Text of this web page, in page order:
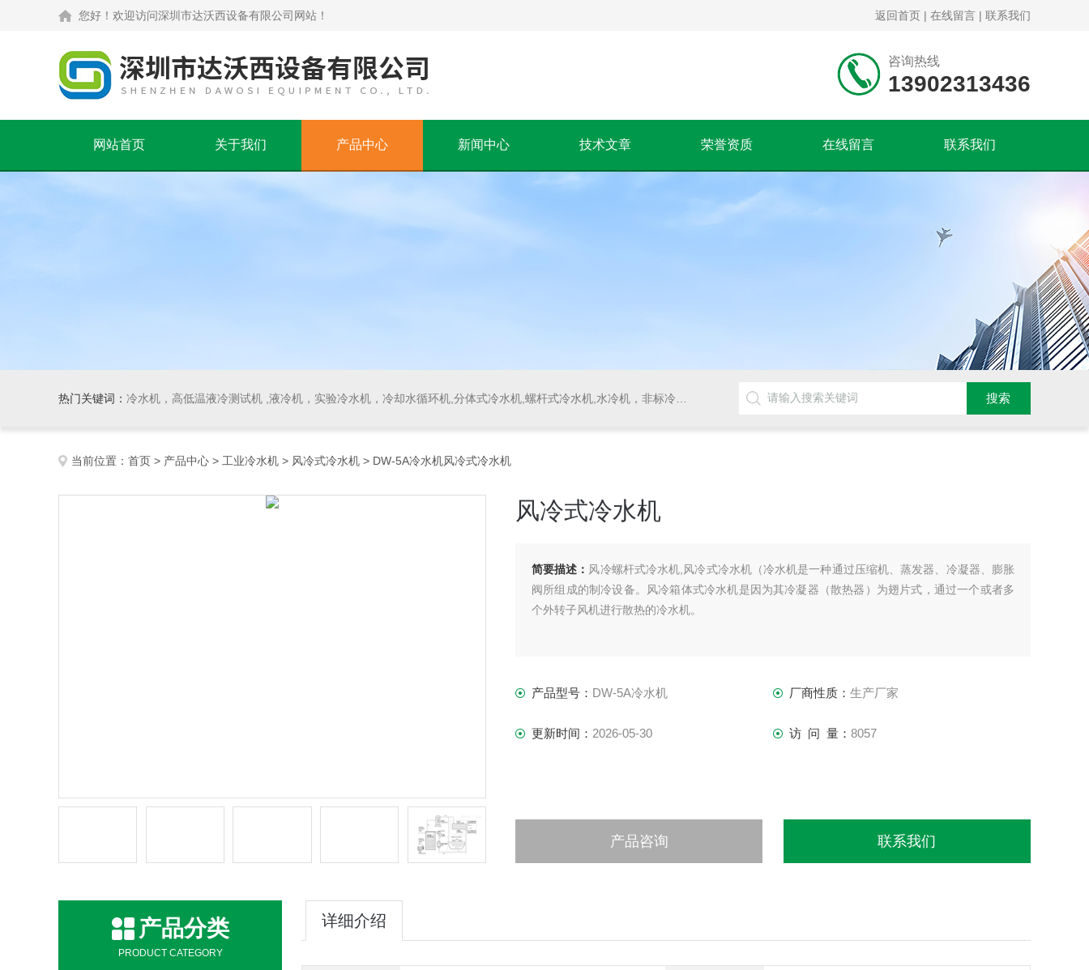
您好！欢迎访问深圳市达沃西设备有限公司网站！ 返回首页 | 在线留言 | 联系我们
咨询热线
13902313436
网站首页 关于我们 产品中心 新闻中心 技术文章 荣誉资质 在线留言 联系我们
热门关键词： 冷水机，高低温液冷测试机 ,液冷机，实验冷水机，冷却水循环机,分体式冷水机,螺杆式冷水机,水冷机，非标冷水机
当前位置： 首页 > 产品中心 > 工业冷水机 > 风冷式冷水机 > DW-5A冷水机风冷式冷水机
风冷式冷水机
简要描述： 风冷螺杆式冷水机,风冷式冷水机（冷水机是一种通过压缩机、蒸发器、冷凝器、膨胀
阀所组成的制冷设备。风冷箱体式冷水机是因为其冷凝器（散热器）为翅片式，通过一个或者多
个外转子风机进行散热的冷水机。
产品型号： DW-5A冷水机 厂商性质： 生产厂家
更新时间： 2026-05-30 访 问 量： 8057
产品咨询 联系我们
产品分类
PRODUCT CATEGORY
详细介绍